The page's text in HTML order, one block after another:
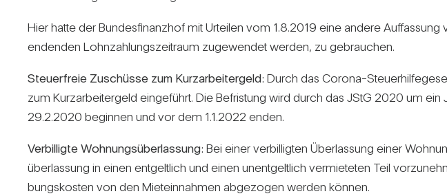
Hier hatte der Bun­des­fi­nanzhof mit Urteilen vom 1.8.2019 eine andere
endenden Lohn­zah­lungs­zeit­raum zuge­wendet werden, zu gebrau­chen.
Steu­er­freie Zuschüsse zum Kurz­ar­bei­ter­geld: Durch das Corona-
zum Kurz­ar­bei­ter­geld ein­ge­führt. Die Befris­tung wird durch das JStG 2020 um
29.2.2020 beginnen und vor dem 1.1.2022 enden.
Ver­bil­ligte Woh­nungs­über­las­sung: Bei einer ver­bil­ligten Über­las­sung einer
über­las­sung in einen ent­gelt­lich und einen unent­gelt­lich ver­mie­teten Teil
bungs­kosten von den Miet­ein­nahmen abge­zogen werden können.